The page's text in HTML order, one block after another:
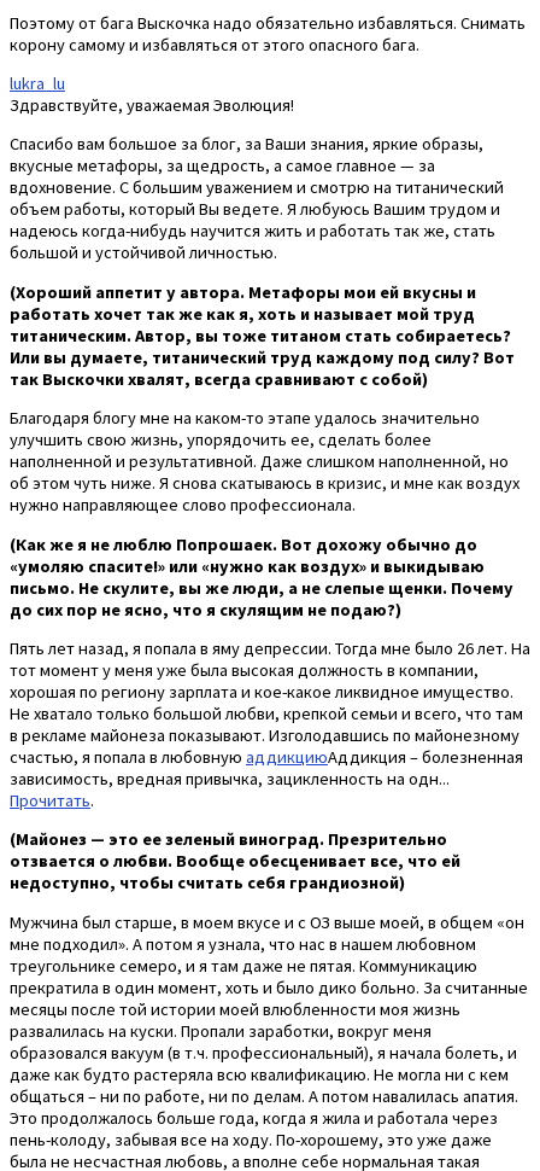
Поэтому от бага Выскочка надо обязательно избавляться. Снимать
корону самому и избавляться от этого опасного бага.
lukra_lu
Здравствуйте, уважаемая Эволюция!
Спасибо вам большое за блог, за Ваши знания, яркие образы,
вкусные метафоры, за щедрость, а самое главное — за
вдохновение. С большим уважением и смотрю на титанический
объем работы, который Вы ведете. Я любуюсь Вашим трудом и
надеюсь когда-нибудь научится жить и работать так же, стать
большой и устойчивой личностью.
(Хороший аппетит у автора. Метафоры мои ей вкусны и
работать хочет так же как я, хоть и называет мой труд
титаническим. Автор, вы тоже титаном стать собираетесь?
Или вы думаете, титанический труд каждому под силу? Вот
так Выскочки хвалят, всегда сравнивают с собой)
Благодаря блогу мне на каком-то этапе удалось значительно
улучшить свою жизнь, упорядочить ее, сделать более
наполненной и результативной. Даже слишком наполненной, но
об этом чуть ниже. Я снова скатываюсь в кризис, и мне как воздух
нужно направляющее слово профессионала.
(Как же я не люблю Попрошаек. Вот дохожу обычно до
«умоляю спасите!» или «нужно как воздух» и выкидываю
письмо. Не скулите, вы же люди, а не слепые щенки. Почему
до сих пор не ясно, что я скулящим не подаю?)
Пять лет назад, я попала в яму депрессии. Тогда мне было 26 лет. На
тот момент у меня уже была высокая должность в компании,
хорошая по региону зарплата и кое-какое ликвидное имущество.
Не хватало только большой любви, крепкой семьи и всего, что там
в рекламе майонеза показывают. Изголодавшись по майонезному
счастью, я попала в любовную аддикциюАддикция – болезненная
зависимость, вредная привычка, зацикленность на одн...
Прочитать.
(Майонез — это ее зеленый виноград. Презрительно
отзвается о любви. Вообще обесценивает все, что ей
недоступно, чтобы считать себя грандиозной)
Мужчина был старше, в моем вкусе и с ОЗ выше моей, в общем «он
мне подходил». А потом я узнала, что нас в нашем любовном
треугольнике семеро, и я там даже не пятая. Коммуникацию
прекратила в один момент, хоть и было дико больно. За считанные
месяцы после той истории моей влюбленности моя жизнь
развалилась на куски. Пропали заработки, вокруг меня
образовался вакуум (в т.ч. профессиональный), я начала болеть, и
даже как будто растеряла всю квалификацию. Не могла ни с кем
общаться – ни по работе, ни по делам. А потом навалилась апатия.
Это продолжалось больше года, когда я жила и работала через
пень-колоду, забывая все на ходу. По-хорошему, это уже даже
была не несчастная любовь, а вполне себе нормальная такая